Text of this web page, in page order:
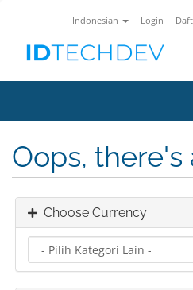
Indonesian Login
Oops, there's
Choose Currency